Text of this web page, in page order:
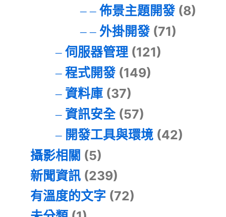
佈景主題開發(8)
外掛開發(71)
伺服器管理(121)
程式開發(149)
資料庫(37)
資訊安全(57)
開發工具與環境(42)
攝影相關 (5)
新聞資訊 (239)
有溫度的文字 (72)